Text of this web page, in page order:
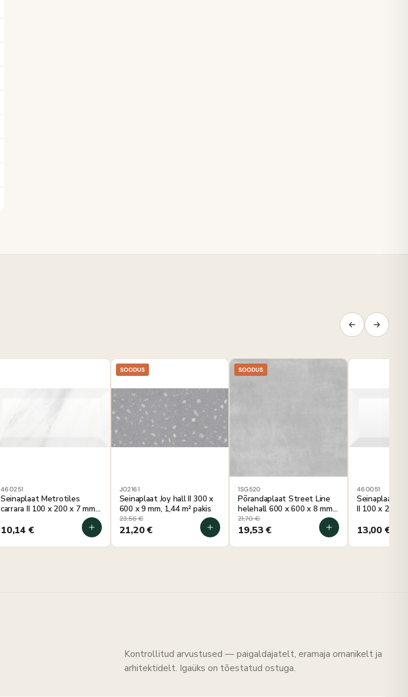
460251
Seinaplaat Metrotiles
carrara II 100 x 200 x 7 mm,
10,14 €
SOODUS
JO2161
Seinaplaat Joy hall II 300 x
600 x 9 mm, 1,44 m² pakis
23,56€
21,20€
SOODUS
1SG520
Põrandaplaat Street Line
helehall 600 x 600 x 8 mm,
1,44 m² pakis
21,70€
19,53€
460051
Seinaplaat
II 100 x 200 x
13,00€
Kontrollitud arvustused — paigaldajatelt, eramaja omanikelt ja
arhitektidelt. Igaüks on tõestatud ostuga.